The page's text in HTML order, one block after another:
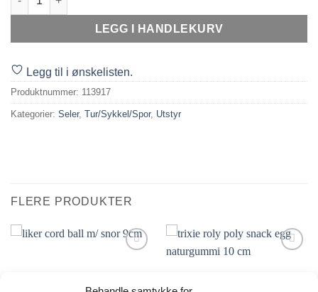
LEGG I HANDLEKURV
Legg til i ønskelisten.
Produktnummer: 113917
Kategorier: Seler, Tur/Sykkel/Spor, Utstyr
FLERE PRODUKTER